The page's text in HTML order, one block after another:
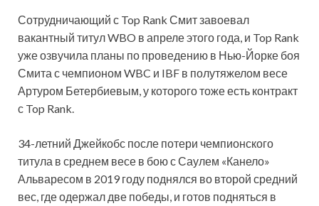
Сотрудничающий с Top Rank Смит завоевал
вакантный титул WBO в апреле этого года, и Top Rank
уже озвучила планы по проведению в Нью-Йорке боя
Смита с чемпионом WBC и IBF в полутяжелом весе
Артуром Бетербиевым, у которого тоже есть контракт
с Top Rank.
34-летний Джейкобс после потери чемпионского
титула в среднем весе в бою с Саулем «Канело»
Альваресом в 2019 году поднялся во второй средний
вес, где одержал две победы, и готов подняться в